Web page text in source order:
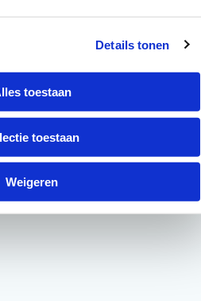
Details tonen
toestaan
toestaan
Weigeren